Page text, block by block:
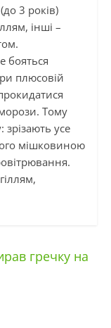
3 років)
інші –
бояться
плюсовій
Тому
зрізають усе
мішковиною
гречку на